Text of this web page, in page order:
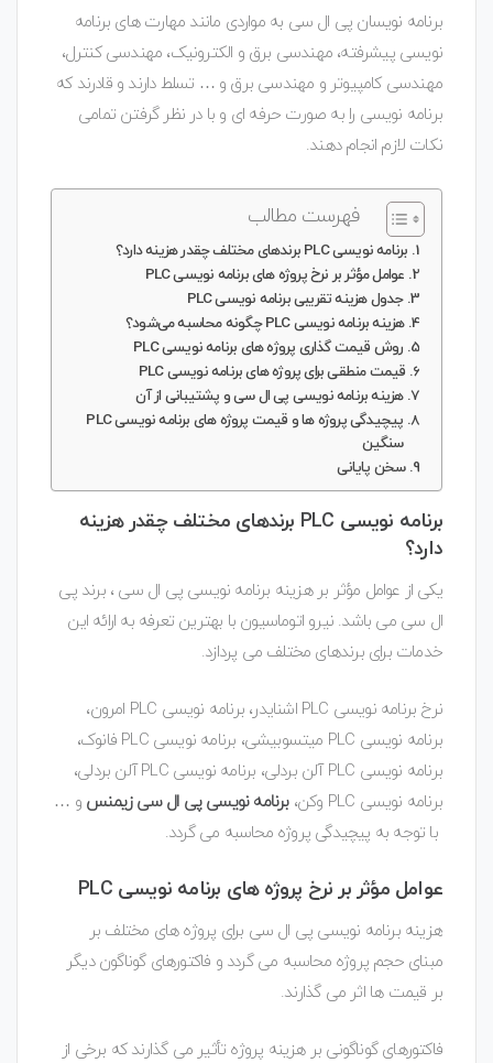
برنامه نویسان پی ال سی به مواردی مانند مهارت های برنامه
نویسی پیشرفته، مهندسی برق و الکترونیک، مهندسی کنترل،
مهندسی کامپیوتر و مهندسی برق و … تسلط دارند و قادرند که
برنامه نویسی را به صورت حرفه ای و با در نظر گرفتن تمامی
نکات لازم انجام دهند.
فهرست مطالب
برنامه نویسی PLC برندهای مختلف چقدر هزینه دارد؟
عوامل مؤثر بر نرخ پروژه های برنامه نویسی PLC
جدول هزینه تقریبی برنامه نویسی PLC
هزینه برنامه نویسی PLC چگونه محاسبه می‌شود؟
روش قیمت گذاری پروژه های برنامه نویسی PLC
قیمت منطقی برای پروژه های برنامه نویسی PLC
هزینه برنامه نویسی پی ال سی و پشتیبانی از آن
پیچیدگی پروژه ها و قیمت پروژه های برنامه نویسی PLC
سنگین
سخن پایانی
برنامه نویسی PLC برندهای مختلف چقدر هزینه
دارد؟
یکی از عوامل مؤثر بر هزینه برنامه نویسی پی ال سی ، برند پی
ال سی می باشد. نیرو اتوماسیون با بهترین تعرفه به ارائه این
خدمات برای برندهای مختلف می پردازد.
نرخ برنامه نویسی PLC اشنایدر، برنامه نویسی PLC امرون،
برنامه نویسی PLC میتسوبیشی، برنامه نویسی PLC فانوک،
برنامه نویسی PLC آلن بردلی، برنامه نویسی PLC آلن بردلی،
برنامه نویسی PLC وکن،
برنامه نویسی پی ال سی زیمنس و …
با توجه به پیچیدگی پروژه محاسبه می گردد.
عوامل مؤثر بر نرخ پروژه های برنامه نویسی PLC
هزینه برنامه نویسی پی ال سی برای پروژه های مختلف بر
مبنای حجم پروژه محاسبه می گردد و فاکتورهای گوناگون دیگر
بر قیمت ها اثر می گذارند.
فاکتورهای گوناگونی بر هزینه پروژه تأثیر می گذارند که برخی از